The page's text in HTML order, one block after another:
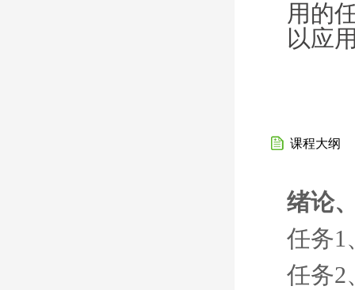
用的
以应
课程大纲
绪论
任务1
任务2